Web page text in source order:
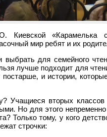
«Карамелька
мир ребят и их
для семейного
лучше подходит для
и истории,
Учащиеся вторых
Но для этого
Только тому, у кого
строчки: